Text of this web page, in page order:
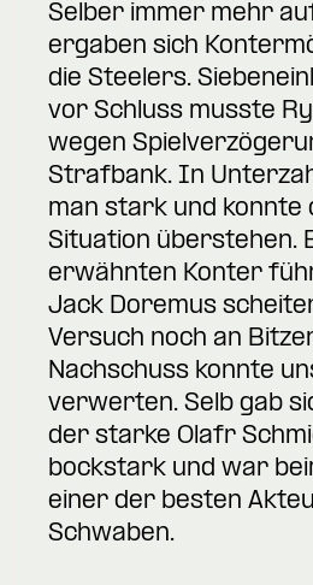
Selber immer mehr
ergaben sich
die Steelers.
vor Schluss musste
wegen
Strafbank. In
man stark und konnte
Situation überstehen.
erwähnten Konter
Jack Doremus
Versuch noch an
Nachschuss konnte
verwerten. Selb gab
der starke Olafr
bockstark und war
einer der besten
Schwaben.